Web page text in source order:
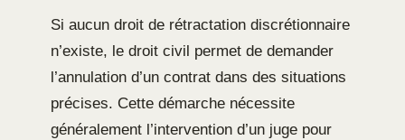
Si aucun droit de rétractation discrétionnaire
n’existe, le droit civil permet de demander
l’annulation d’un contrat dans des situations
précises. Cette démarche nécessite
généralement l’intervention d’un juge pour